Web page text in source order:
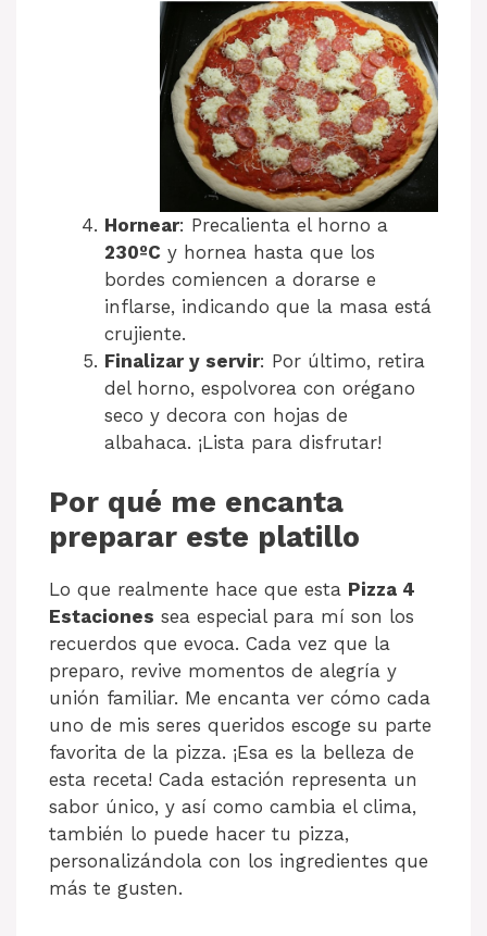
Hornear: Precalienta el horno a
230ºC y hornea hasta que los
bordes comiencen a dorarse e
inflarse, indicando que la masa está
crujiente.
Finalizar y servir: Por último, retira
del horno, espolvorea con orégano
seco y decora con hojas de
albahaca. ¡Lista para disfrutar!
Por qué me encanta
preparar este platillo
Lo que realmente hace que esta Pizza 4
Estaciones sea especial para mí son los
recuerdos que evoca. Cada vez que la
preparo, revive momentos de alegría y
unión familiar. Me encanta ver cómo cada
uno de mis seres queridos escoge su parte
favorita de la pizza. ¡Esa es la belleza de
esta receta! Cada estación representa un
sabor único, y así como cambia el clima,
también lo puede hacer tu pizza,
personalizándola con los ingredientes que
más te gusten.